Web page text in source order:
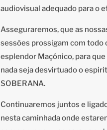
audiovisual adequado para o
Asseguraremos, que as
sessões prossigam com todo
esplendor Maçónico, para que
nada seja desvirtuado o
SOBERANA.
Continuaremos juntos e
nesta caminhada onde